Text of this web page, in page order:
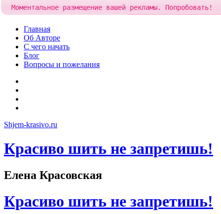
Skip
content
Главная
Об Авторе
С чего начать
Блог
Вопросы и пожелания
Shjem-krasivo.ru
Красиво шить не запретишь!
Елена Красовская
Красиво шить не запретишь!
Моментальное размещение вашей рекламы. Попробовать!